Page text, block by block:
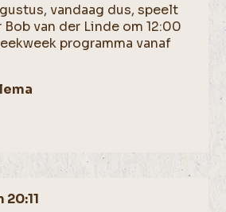
vandaag dus, speelt
van der Linde om 12:00
programma vanaf